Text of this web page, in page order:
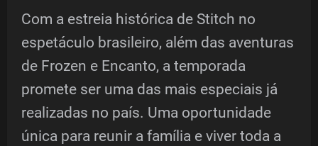
Com a estreia histórica de Stitch no
espetáculo brasileiro, além das aventuras
de Frozen e Encanto, a temporada
promete ser uma das mais especiais já
realizadas no país. Uma oportunidade
única para reunir a família e viver toda a